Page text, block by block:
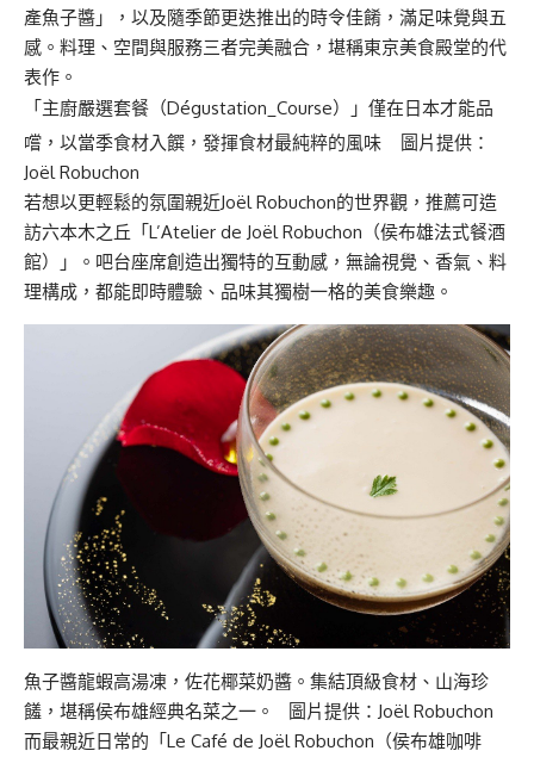
產魚子醬」，以及隨季節更迭推出的時令佳餚，滿足味覺與五
感。料理、空間與服務三者完美融合，堪稱東京美食殿堂的代
表作。
「主廚嚴選套餐（Dégustation_Course）」僅在日本才能品
嚐，以當季食材入饌，發揮食材最純粹的風味 圖片提供：
Joël Robuchon
若想以更輕鬆的氛圍親近Joël Robuchon的世界觀，推薦可造
訪六本木之丘「L’Atelier de Joël Robuchon（侯布雄法式餐酒
館）」。吧台座席創造出獨特的互動感，無論視覺、香氣、料
理構成，都能即時體驗、品味其獨樹一格的美食樂趣。
魚子醬龍蝦高湯凍，佐花椰菜奶醬。集結頂級食材、山海珍
饈，堪稱侯布雄經典名菜之一。 圖片提供：Joël Robuchon
而最親近日常的「Le Café de Joël Robuchon（侯布雄咖啡